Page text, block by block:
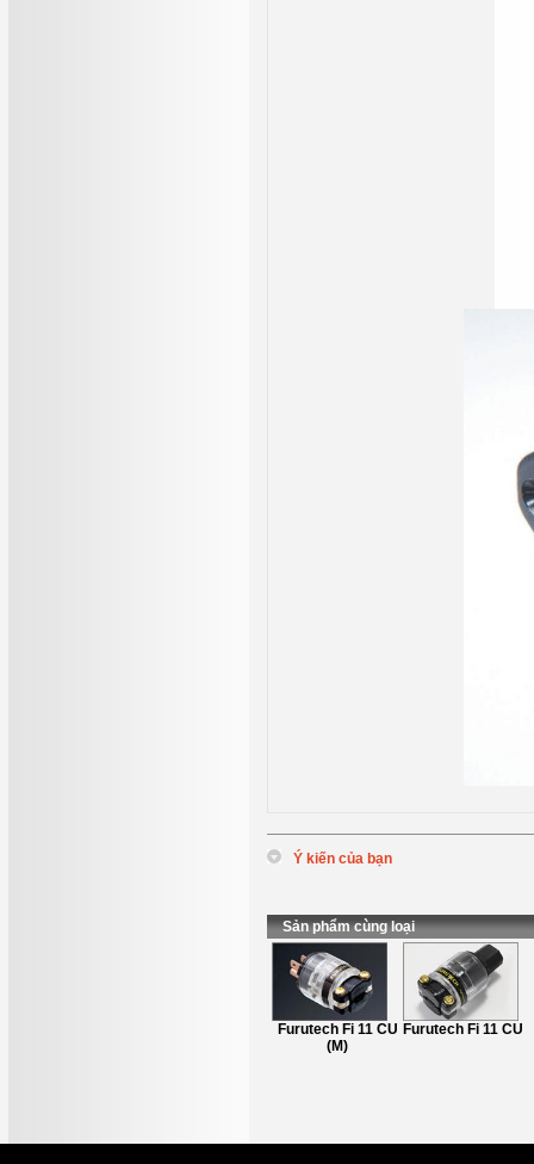
Ý kiến của bạn
* Nội dung:
Sản phẩm cùng loại
Furutech Fi 11 CU
(M)
Furutech Fi 11 CU